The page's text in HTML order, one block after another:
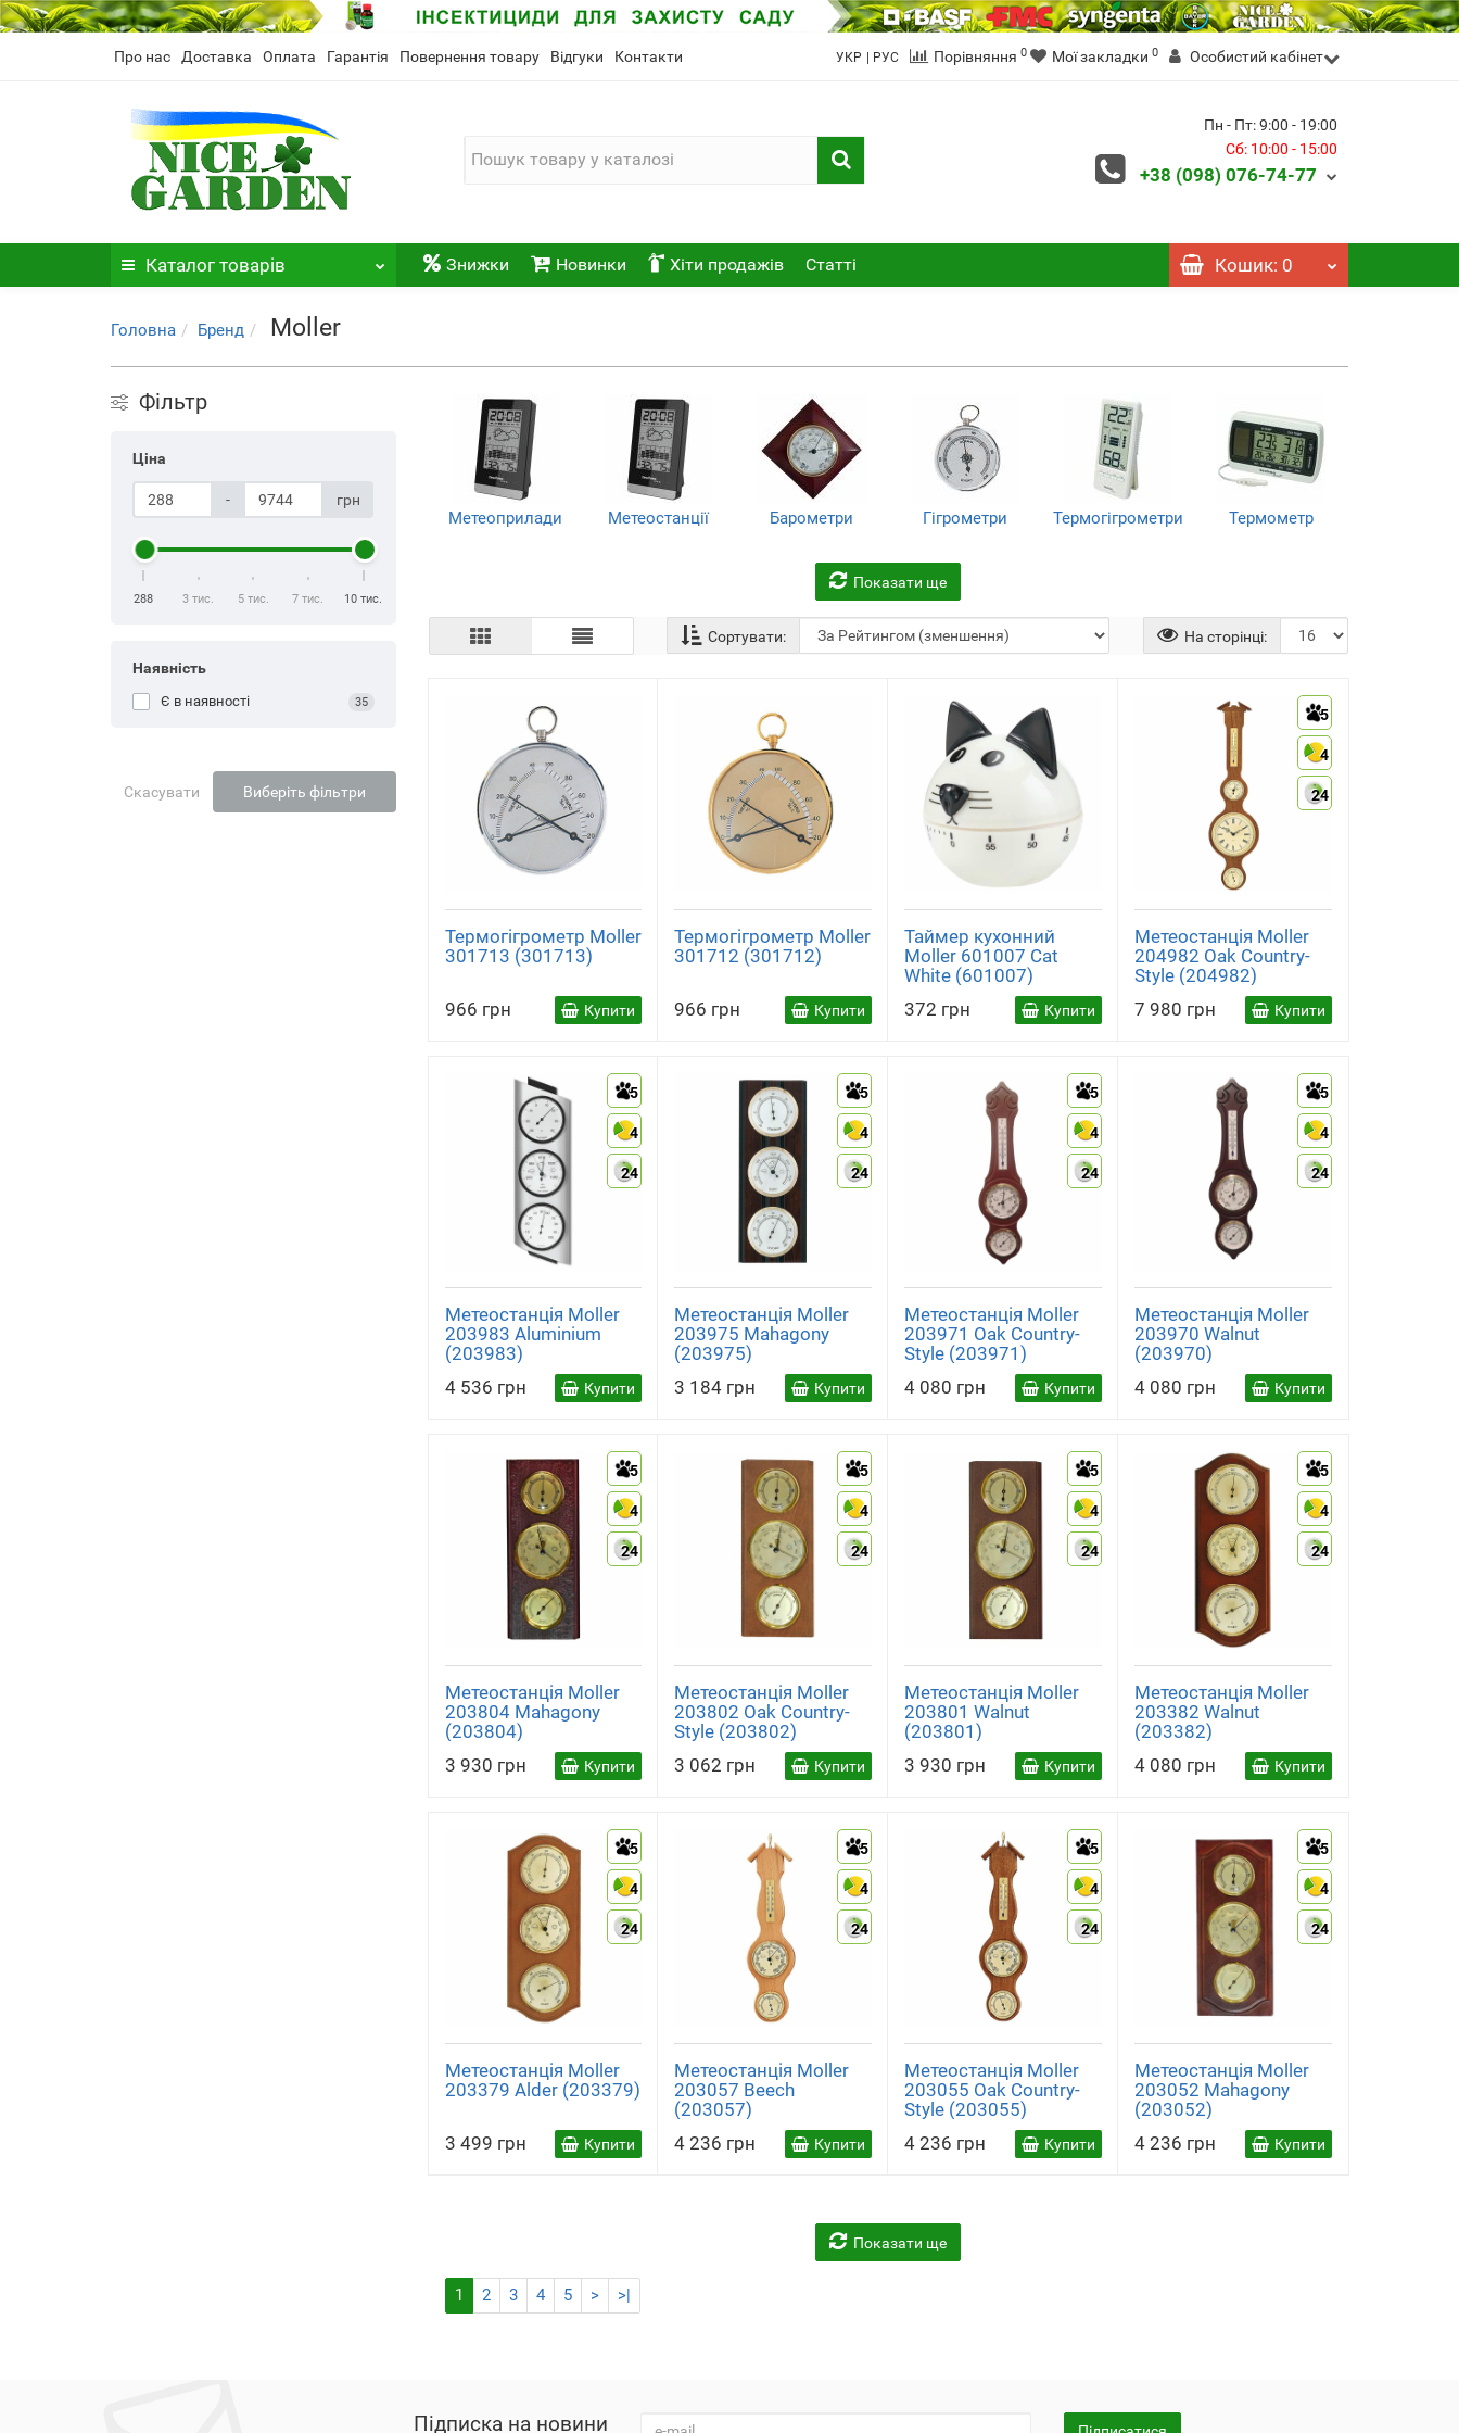
Про нас Доставка Оплата Гарантія Повернення товару Відгуки Контакти УКР | РУС Порівняння 0 Мої закладки 0 Особистий кабінет
Пн - Пт: 9:00 - 19:00
Сб: 10:00 - 15:00
+38 (098) 076-74-77
Каталог товарів Знижки Новинки Хіти продажів Статті Кошик: 0
Головна Бренд Moller
Фільтр
Ціна
- грн
288 3 тис. 5 тис. 7 тис. 10 тис.
Наявність
Є в наявності 35
Скасувати Виберіть фільтри
Метеоприлади Метеостанції Барометри Гігрометри Термогігрометри Термометр
Показати ще
Сортувати: На сторінці:
Термогігрометр Moller
301713 (301713)
966 грн Купити
Термогігрометр Moller
301712 (301712)
966 грн Купити
Таймер кухонний
Moller 601007 Cat
White (601007)
372 грн
Купити
5
4
24
Метеостанція Moller
204982 Oak Country-
Style (204982)
7 980 грн
Купити
5
4
24
Метеостанція Moller
203983 Aluminium
(203983)
4 536 грн
Купити
5
4
24
Метеостанція Moller
203975 Mahagony
(203975)
3 184 грн
Купити
5
4
24
Метеостанція Moller
203971 Oak Country-
Style (203971)
4 080 грн
Купити
5
4
24
Метеостанція Moller
203970 Walnut
(203970)
4 080 грн
Купити
5
4
24
Метеостанція Moller
203804 Mahagony
(203804)
3 930 грн
Купити
5
4
24
Метеостанція Moller
203802 Oak Country-
Style (203802)
3 062 грн
Купити
5
4
24
Метеостанція Moller
203801 Walnut
(203801)
3 930 грн
Купити
5
4
24
Метеостанція Moller
203382 Walnut
(203382)
4 080 грн
Купити
5
4
24
Метеостанція Moller
203379 Alder (203379)
3 499 грн Купити
5
4
24
Метеостанція Moller
203057 Beech
(203057)
4 236 грн
Купити
5
4
24
Метеостанція Moller
203055 Oak Country-
Style (203055)
4 236 грн
Купити
5
4
24
Метеостанція Moller
203052 Mahagony
(203052)
4 236 грн
Купити
Показати ще
1 2 3 4 5 > >|
Підписка на новини